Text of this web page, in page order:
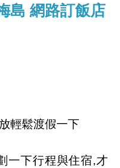
島 網路訂飯店
輕鬆渡假一下
一下行程與住宿,才